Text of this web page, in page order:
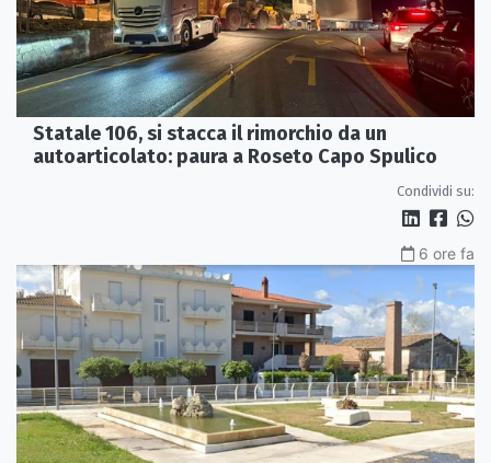
Statale 106, si stacca il rimorchio da un
autoarticolato: paura a Roseto Capo Spulico
Condividi su:
6 ore fa